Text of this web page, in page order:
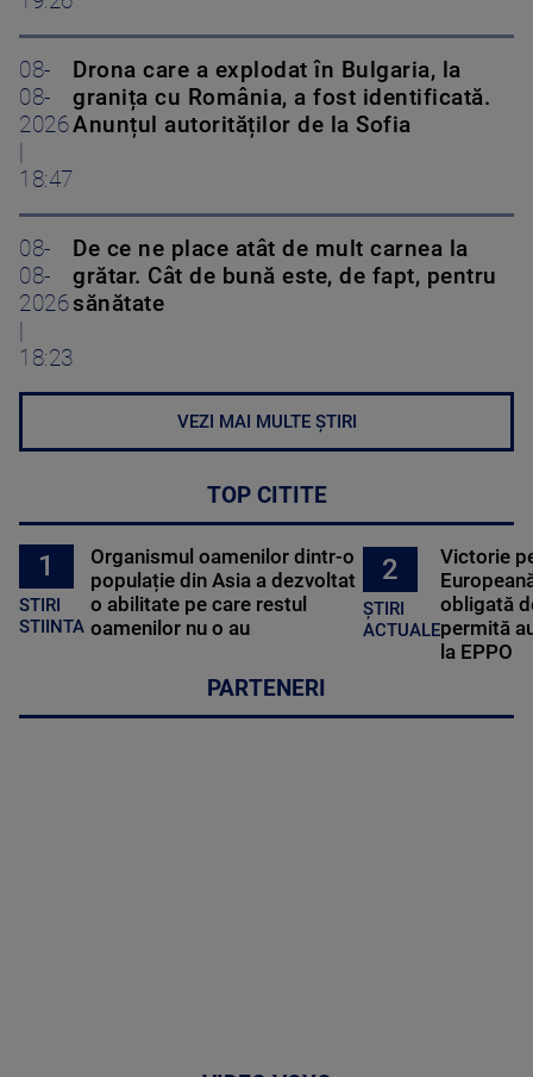
08-
08-
2026
|
18:47
Drona care a explodat în Bulgaria, la
granița cu România, a fost identificată.
Anunțul autorităților de la Sofia
08-
08-
2026
|
18:23
De ce ne place atât de mult carnea la
grătar. Cât de bună este, de fapt, pentru
sănătate
VEZI MAI MULTE ȘTIRI
TOP CITITE
1
STIRI
STIINTA
Organismul oamenilor dintr-o
populație din Asia a dezvoltat
o abilitate pe care restul
oamenilor nu o au
2
ȘTIRI
ACTUALE
Victorie
obligată
permită
la EPPO
PARTENERI